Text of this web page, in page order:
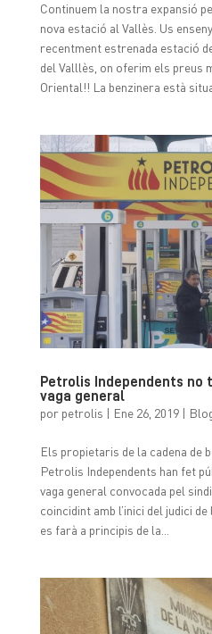
Continuem la nostra expansió
nova estació al Vallès. Us
recentment estrenada estació
del Valllès, on oferim els preus
Oriental!! La benzinera està
Petrolis Independents
vaga general
por petrolis | Ene 26, 2019|
Els propietaris de la cadena de
Petrolis Independents han fet
vaga general convocada pel
coincidint amb l’inici del judici de
es farà a principis de la...